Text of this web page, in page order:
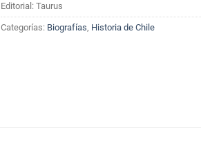
Editorial: Taurus
Categorías: Biografías, Historia de Chile